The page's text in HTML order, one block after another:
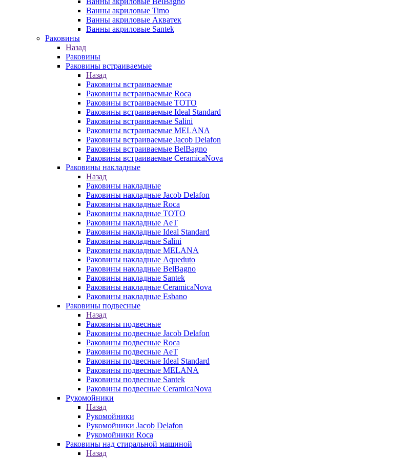
Ванны акриловые Timo
Ванны акриловые Акватек
Ванны акриловые Santek
Раковины
Назад
Раковины
Раковины встраиваемые
Назад
Раковины встраиваемые
Раковины встраиваемые Roca
Раковины встраиваемые TOTO
Раковины встраиваемые Ideal Standard
Раковины встраиваемые Salini
Раковины встраиваемые MELANA
Раковины встраиваемые Jacob Delafon
Раковины встраиваемые BelBagno
Раковины встраиваемые CeramicaNova
Раковины накладные
Назад
Раковины накладные
Раковины накладные Jacob Delafon
Раковины накладные Roca
Раковины накладные TOTO
Раковины накладные AeT
Раковины накладные Ideal Standard
Раковины накладные Salini
Раковины накладные MELANA
Раковины накладные Aqueduto
Раковины накладные BelBagno
Раковины накладные Santek
Раковины накладные CeramicaNova
Раковины накладные Esbano
Раковины подвесные
Назад
Раковины подвесные
Раковины подвесные Jacob Delafon
Раковины подвесные Roca
Раковины подвесные AeT
Раковины подвесные Ideal Standard
Раковины подвесные MELANA
Раковины подвесные Santek
Раковины подвесные CeramicaNova
Рукомойники
Назад
Рукомойники
Рукомойники Jacob Delafon
Рукомойники Roca
Раковины над стиральной машиной
Назад